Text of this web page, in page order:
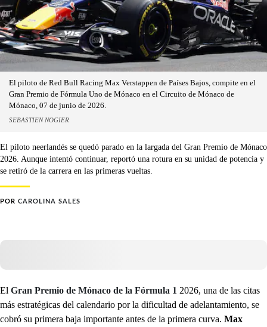
El piloto de Red Bull Racing Max Verstappen de Países Bajos, compite en el
Gran Premio de Fórmula Uno de Mónaco en el Circuito de Mónaco de
Mónaco, 07 de junio de 2026.
SEBASTIEN NOGIER
El piloto neerlandés se quedó parado en la largada del Gran Premio de Mónaco
2026. Aunque intentó continuar, reportó una rotura en su unidad de potencia y
se retiró de la carrera en las primeras vueltas.
POR CAROLINA SALES
El Gran Premio de Mónaco de la Fórmula 1 2026, una de las citas
más estratégicas del calendario por la dificultad de adelantamiento, se
cobró su primera baja importante antes de la primera curva. Max